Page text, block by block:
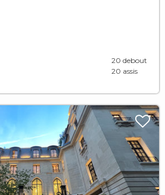
20 debout
20 assis